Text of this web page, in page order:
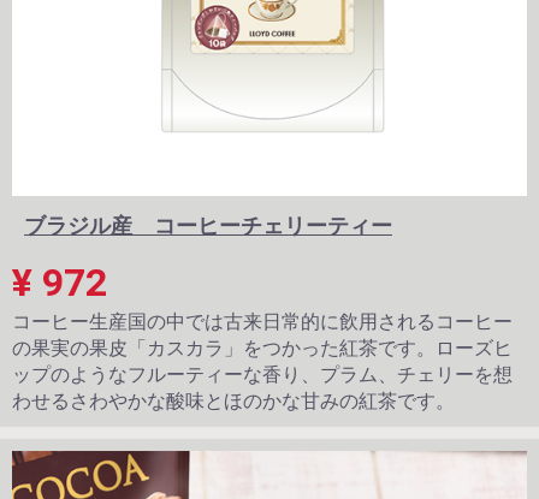
ブラジル産 コーヒーチェリーティー
¥ 972
コーヒー生産国の中では古来日常的に飲用されるコーヒー
の果実の果皮「カスカラ」をつかった紅茶です。ローズヒ
ップのようなフルーティーな香り、プラム、チェリーを想
わせるさわやかな酸味とほのかな甘みの紅茶です。